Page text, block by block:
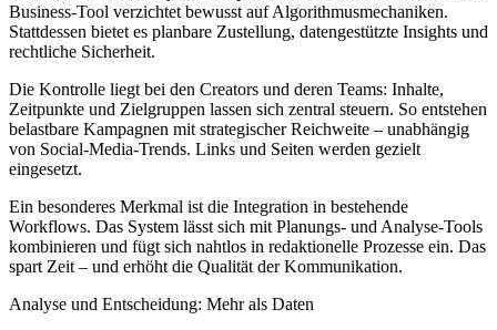
Business-Tool verzichtet bewusst auf Algorithmusmechaniken.
Stattdessen bietet es planbare Zustellung, datengestützte Insights und
rechtliche Sicherheit.
Die Kontrolle liegt bei den Creators und deren Teams: Inhalte,
Zeitpunkte und Zielgruppen lassen sich zentral steuern. So entstehen
belastbare Kampagnen mit strategischer Reichweite – unabhängig
von Social-Media-Trends. Links und Seiten werden gezielt
eingesetzt.
Ein besonderes Merkmal ist die Integration in bestehende
Workflows. Das System lässt sich mit Planungs- und Analyse-Tools
kombinieren und fügt sich nahtlos in redaktionelle Prozesse ein. Das
spart Zeit – und erhöht die Qualität der Kommunikation.
Analyse und Entscheidung: Mehr als Daten